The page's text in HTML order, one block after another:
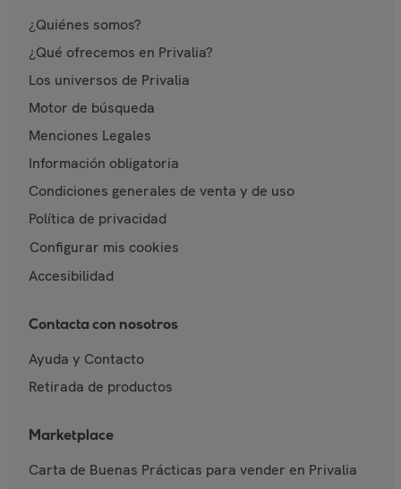
¿Quiénes somos?
¿Qué ofrecemos en Privalia?
Los universos de Privalia
Motor de búsqueda
Menciones Legales
Información obligatoria
Condiciones generales de venta y de uso
Política de privacidad
Configurar mis cookies
Accesibilidad
Contacta con nosotros
Ayuda y Contacto
Retirada de productos
Marketplace
Carta de Buenas Prácticas para vender en Privalia